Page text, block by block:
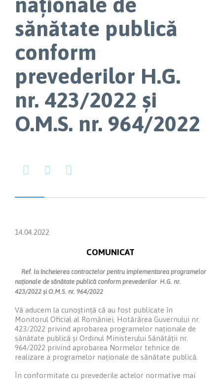
sănătate publică
conform
prevederilor H.G.
nr. 423/2022 și
O.M.S. nr. 964/2022
  
14.04.2022
COMUNICAT
Ref. la încheierea contractelor pentru implementarea programelor
naționale de sănătate publică conform prevederilor H.G. nr.
423/2022 și O.M.S. nr. 964/2022
Vă aducem la cunoștință că au fost publicate în
Monitorul Oficial al României, Hotărârea Guvernului nr.
423/2022 privind aprobarea programelor naționale de
sănătate publică și Ordinul Ministerului Sănătății nr.
964/2022 privind aprobarea Normelor tehnice de
realizare a programelor naționale de sănătate publică.
În conformitate cu prevederile actelor normative mai